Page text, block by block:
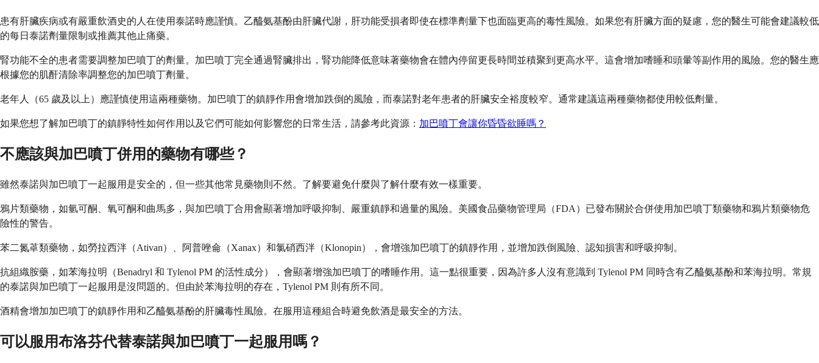
患有肝臟疾病或有嚴重飲酒史的人在使用泰諾時應謹慎。乙醯氨基酚由肝臟代謝，肝功能受損者即使在標準劑量下也面臨更高的毒性風險。如果您有肝臟方面的疑慮，您的醫生可能會建議較低
的每日泰諾劑量限制或推薦其他止痛藥。
腎功能不全的患者需要調整加巴噴丁的劑量。加巴噴丁完全通過腎臟排出，腎功能降低意味著藥物會在體內停留更長時間並積聚到更高水平。這會增加嗜睡和頭暈等副作用的風險。您的醫生應
根據您的肌酐清除率調整您的加巴噴丁劑量。
老年人（65 歲及以上）應謹慎使用這兩種藥物。加巴噴丁的鎮靜作用會增加跌倒的風險，而泰諾對老年患者的肝臟安全裕度較窄。通常建議這兩種藥物都使用較低劑量。
如果您想了解加巴噴丁的鎮靜特性如何作用以及它們可能如何影響您的日常生活，請參考此資源： 加巴噴丁會讓你昏昏欲睡嗎？
不應該與加巴噴丁併用的藥物有哪些？
雖然泰諾與加巴噴丁一起服用是安全的，但一些其他常見藥物則不然。了解要避免什麼與了解什麼有效一樣重要。
鴉片類藥物，如氫可酮、氧可酮和曲馬多，與加巴噴丁合用會顯著增加呼吸抑制、嚴重鎮靜和過量的風險。美國食品藥物管理局（FDA）已發布關於合併使用加巴噴丁類藥物和鴉片類藥物危
險性的警告。
苯二氮䓬類藥物，如勞拉西泮（Ativan）、阿普唑侖（Xanax）和氯硝西泮（Klonopin），會增強加巴噴丁的鎮靜作用，並增加跌倒風險、認知損害和呼吸抑制。
抗組織胺藥，如苯海拉明（Benadryl 和 Tylenol PM 的活性成分），會顯著增強加巴噴丁的嗜睡作用。這一點很重要，因為許多人沒有意識到 Tylenol PM 同時含有乙醯氨基酚和苯海拉明。常規
的泰諾與加巴噴丁一起服用是沒問題的。但由於苯海拉明的存在，Tylenol PM 則有所不同。
酒精會增加加巴噴丁的鎮靜作用和乙醯氨基酚的肝臟毒性風險。在服用這種組合時避免飲酒是最安全的方法。
可以服用布洛芬代替泰諾與加巴噴丁一起服用嗎？